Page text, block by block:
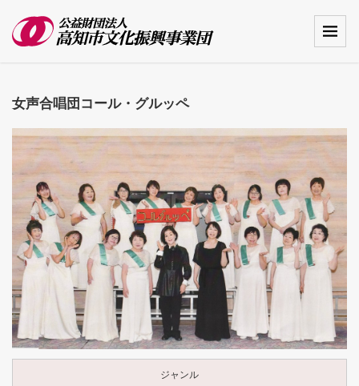
女声合唱団コール・グルッペ
ジャンル